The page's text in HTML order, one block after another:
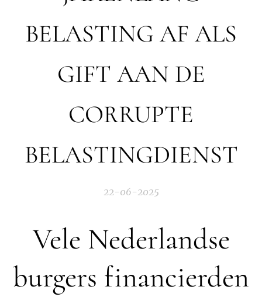
BELASTING AF ALS
GIFT AAN DE
CORRUPTE
BELASTINGDIENST
22-06-2025
Vele Nederlandse
burgers financierden